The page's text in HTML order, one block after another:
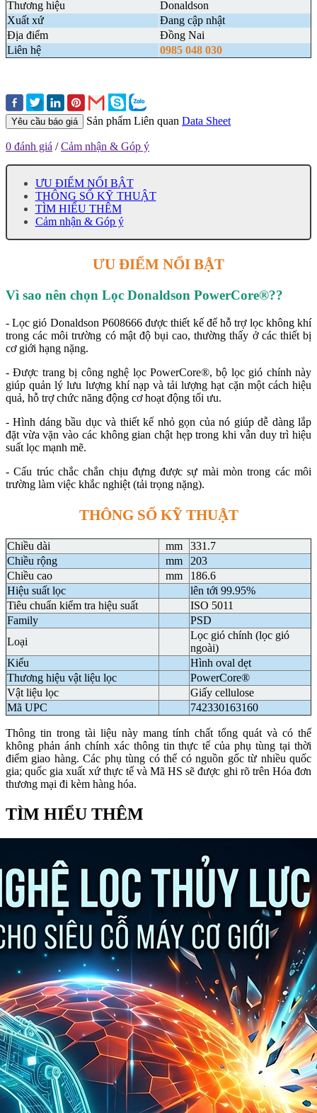
Thương hiệu
Donaldson
Xuất xứ
Đang cập nhật
Địa điểm
Đồng Nai
Liên hệ
0985 048 030
Yêu cầu báo giá Sản phẩm Liên quan Data Sheet
0 đánh giá /Cảm nhận & Góp ý
ƯU ĐIỂM NỔI BẬT
THÔNG SỐ KỸ THUẬT
TÌM HIỂU THÊM
Cảm nhận & Góp ý
ƯU ĐIỂM NỔI BẬT
Vì sao nên chọn Lọc Donaldson PowerCore®??
- Lọc gió Donaldson P608666 được thiết kế để hỗ trợ lọc không khí
trong các môi trường có mật độ bụi cao, thường thấy ở các thiết bị
cơ giới hạng nặng.
- Được trang bị công nghệ lọc PowerCore®, bộ lọc gió chính này
giúp quản lý lưu lượng khí nạp và tải lượng hạt cặn một cách hiệu
quả, hỗ trợ chức năng động cơ hoạt động tối ưu.
- Hình dáng bầu dục và thiết kế nhỏ gọn của nó giúp dễ dàng lắp
đặt vừa vặn vào các không gian chật hẹp trong khi vẫn duy trì hiệu
suất lọc mạnh mẽ.
- Cấu trúc chắc chắn chịu đựng được sự mài mòn trong các môi
trường làm việc khắc nghiệt (tải trọng nặng).
THÔNG SỐ KỸ THUẬT
Chiều dài mm
331.7
Chiều rộng
mm
203
Chiều cao
mm
186.6
Hiệu suất lọc
lên tới 99.95%
Tiêu chuẩn kiểm tra hiệu suất
ISO 5011
Family
PSD
Loại
Lọc gió chính (lọc gió
ngoài)
Kiểu
Hình oval dẹt
Thương hiệu vật liệu lọc
PowerCore®
Vật liệu lọc
Giấy cellulose
Mã UPC
742330163160
Thông tin trong tài liệu này mang tính chất tổng quát và có thể
không phản ánh chính xác thông tin thực tế của phụ tùng tại thời
điểm giao hàng. Các phụ tùng có thể có nguồn gốc từ nhiều quốc
gia; quốc gia xuất xứ thực tế và Mã HS sẽ được ghi rõ trên Hóa đơn
thương mại đi kèm hàng hóa.
TÌM HIỂU THÊM